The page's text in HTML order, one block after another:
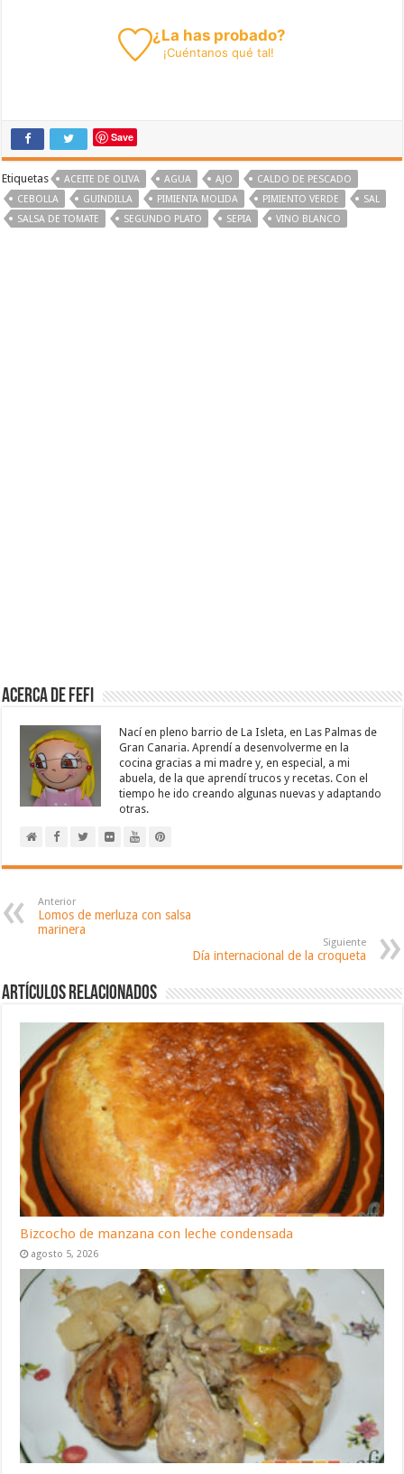
¿La has probado?
¡Cuéntanos qué tal!
Save
Etiquetas ACEITE DE OLIVA AGUA AJO
CALDO DE PESCADO
CEBOLLA
GUINDILLA PIMIENTA MOLIDA PIMIENTO VERDE
SAL
SALSA DE TOMATE
SEGUNDO PLATO SEPIA VINO BLANCO
Acerca de Fefi
Nací en pleno barrio de La Isleta, en Las Palmas de
Gran Canaria. Aprendí a desenvolverme en la
cocina gracias a mi madre y, en especial, a mi
abuela, de la que aprendí trucos y recetas. Con el
tiempo he ido creando algunas nuevas y adaptando
otras.
Anterior
Lomos de merluza con salsa
marinera
Siguiente
Día internacional de la croqueta
Artículos relacionados
Bizcocho de manzana con leche condensada
agosto 5, 2026